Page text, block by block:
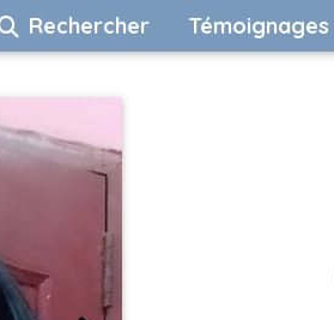
Rechercher Témoignages